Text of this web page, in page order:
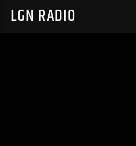
LGN RADIO